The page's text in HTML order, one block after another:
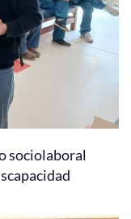
sociolaboral